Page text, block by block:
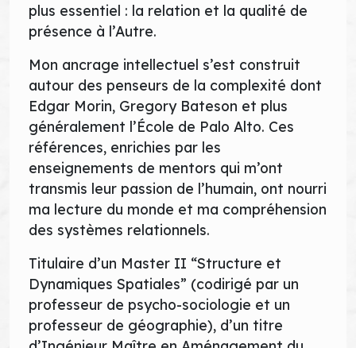
plus essentiel : la relation et la qualité de
présence à l’Autre.
Mon ancrage intellectuel s’est construit
autour des penseurs de la complexité dont
Edgar Morin, Gregory Bateson et plus
généralement l’École de Palo Alto. Ces
références, enrichies par les
enseignements de mentors qui m’ont
transmis leur passion de l’humain, ont nourri
ma lecture du monde et ma compréhension
des systèmes relationnels.
Titulaire d’un Master II “Structure et
Dynamiques Spatiales” (codirigé par un
professeur de psycho-sociologie et un
professeur de géographie), d’un titre